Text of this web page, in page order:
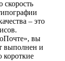
скорость
– это
вы
выполнен и
короткие